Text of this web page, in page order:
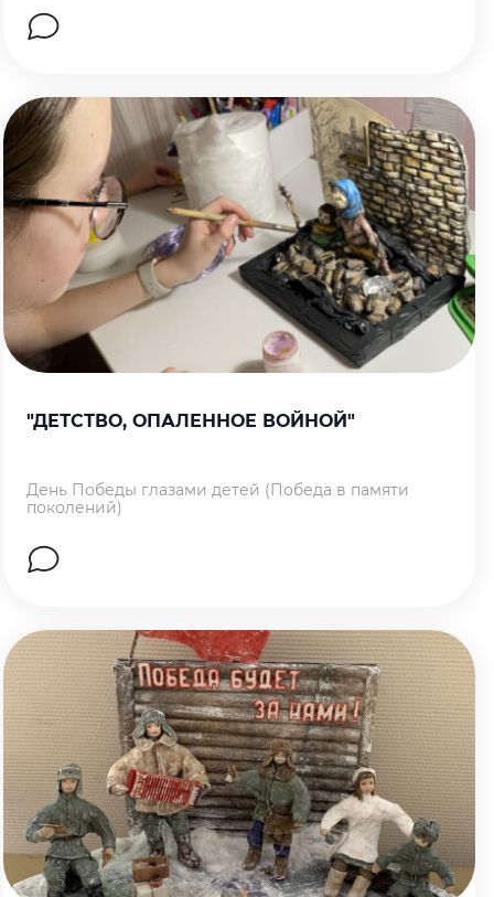
"ДЕТСТВО, ОПАЛЕННОЕ ВОЙНОЙ"
День Победы глазами детей (Победа в памяти
поколений)